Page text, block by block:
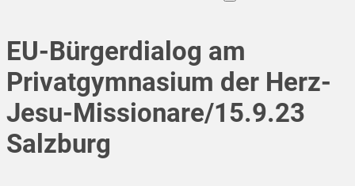
EU-Bürgerdialog am
Privatgymnasium der Herz-
Jesu-Missionare/15.9.23
Salzburg